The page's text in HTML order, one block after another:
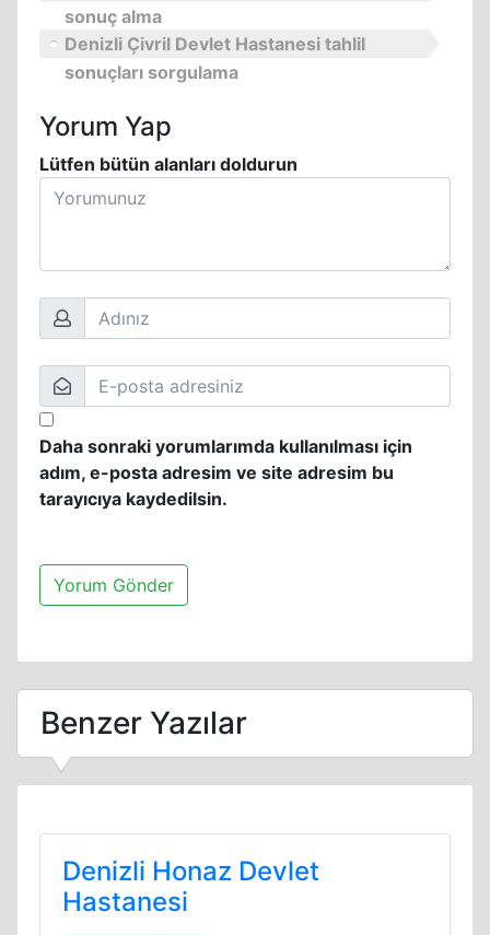
sonuç alma
Denizli Çivril Devlet Hastanesi tahlil
sonuçları sorgulama
Yorum Yap
Lütfen bütün alanları doldurun
Daha sonraki yorumlarımda kullanılması için
adım, e-posta adresim ve site adresim bu
tarayıcıya kaydedilsin.
Benzer Yazılar
Denizli Honaz Devlet
Hastanesi